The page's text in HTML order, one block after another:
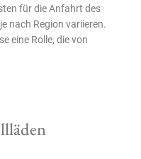
für die Anfahrt des
nach Region variieren.
eine Rolle, die von